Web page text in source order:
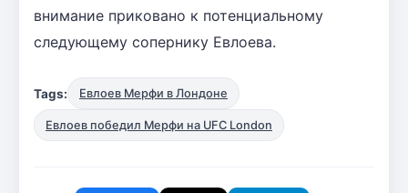
внимание приковано к потенциальному
следующему сопернику Евлоева.
Tags: Евлоев Мерфи в Лондоне
Евлоев победил Мерфи на UFC London